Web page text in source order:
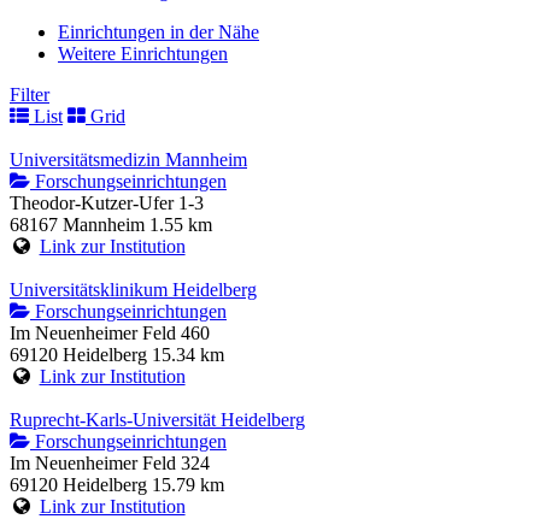
Einrichtungen in der Nähe
Weitere Einrichtungen
Filter
List
Grid
Universitätsmedizin Mannheim
Forschungseinrichtungen
Theodor-Kutzer-Ufer 1-3
68167 Mannheim 1.55 km
Link zur Institution
Universitätsklinikum Heidelberg
Forschungseinrichtungen
Im Neuenheimer Feld 460
69120 Heidelberg 15.34 km
Link zur Institution
Ruprecht-Karls-Universität Heidelberg
Forschungseinrichtungen
Im Neuenheimer Feld 324
69120 Heidelberg 15.79 km
Link zur Institution